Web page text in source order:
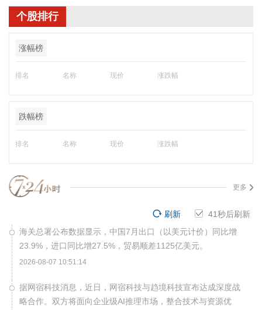
个股排行
涨幅榜
排名 名称 现价 涨跌幅
跌幅榜
排名 名称 现价 涨跌幅
更多
40秒后刷新
刷新
海关总署公布数据显示，中国7月出口（以美元计价）同比增
23.9%，进口同比增27.5%，贸易顺差1125亿美元。
2026-08-07 10:51:14
据网宿科技消息，近日，网宿科技与趋境科技宣布达成深度战
略合作。双方将面向企业级AI推理市场，整合技术与资源优